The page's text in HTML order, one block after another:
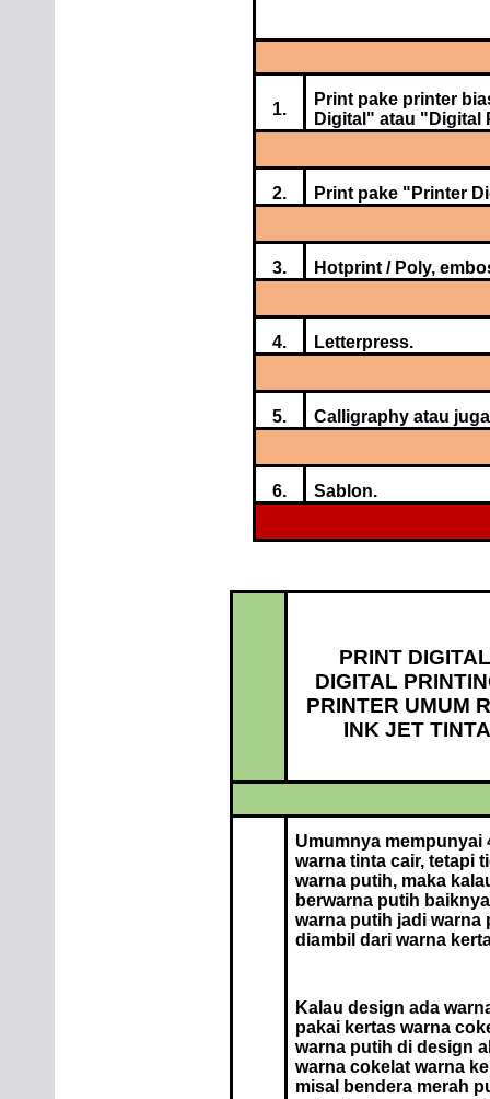
1.
Print pake printer
Digital" atau "Digital
2. Print pake "Printer
3. Hotprint / Poly,
4. Letterpress.
5. Calligraphy atau
6. Sablon.
PRINT
DIGITAL
PRINTER UMUM
INK JET
Umumnya mempunyai
warna tinta cair, tetapi
warna putih, maka
berwarna putih
warna putih jadi warna
diambil dari warna
Kalau design ada
pakai kertas warna
warna putih di design
warna cokelat warna
misal bendera merah